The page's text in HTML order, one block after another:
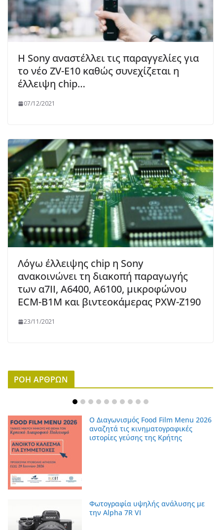
Η Sony αναστέλλει τις παραγγελίες για
το νέο ZV-E10 καθώς συνεχίζεται η
έλλειψη chip…
07/12/2021
Λόγω έλλειψης chip η Sony
ανακοινώνει τη διακοπή παραγωγής
των α7II, A6400, A6100, μικροφώνου
ECM-B1M και βιντεοκάμερας PXW-Z190
23/11/2021
ΡΟΗ ΑΡΘΡΩΝ
Ο Διαγωνισμός Food Film Menu 2026
αναζητά τις κινηματογραφικές
ιστορίες γεύσης της Κρήτης
Φωτογραφία υψηλής ανάλυσης με
την Alpha 7R VI